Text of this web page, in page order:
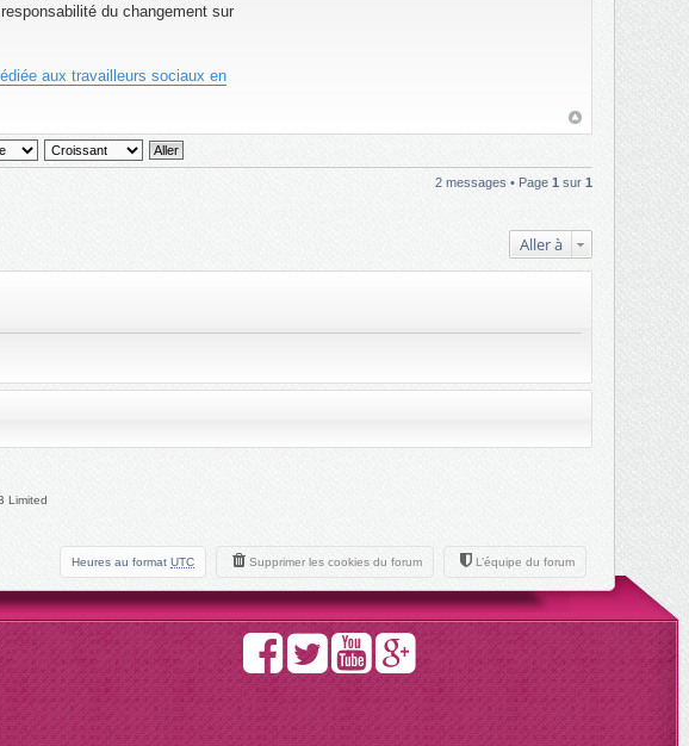
du changement sur
aux travailleurs sociaux en
2 messages • Page 1 sur 1
Aller à
Limited
Heures au format UTC Supprimer les cookies du forum L’équipe du forum